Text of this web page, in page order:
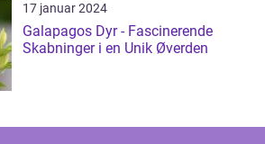
17 januar 2024
Galapagos Dyr - Fascinerende
Skabninger i en Unik Øverden